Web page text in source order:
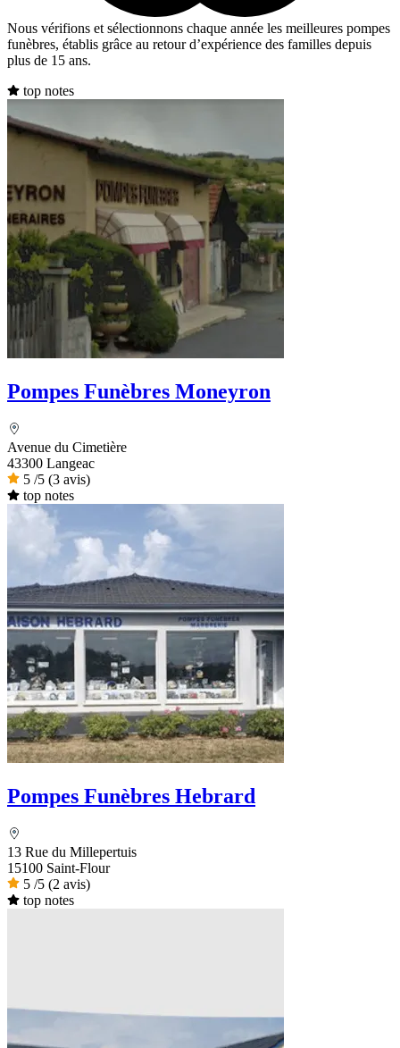
Nous vérifions et sélectionnons chaque année les meilleures pompes
funèbres, établis grâce au retour d’expérience des familles depuis
plus de 15 ans.
top notes
Pompes Funèbres Moneyron
Avenue du Cimetière
43300 Langeac
5 /5 (3 avis)
top notes
Pompes Funèbres Hebrard
13 Rue du Millepertuis
15100 Saint-Flour
5 /5 (2 avis)
top notes